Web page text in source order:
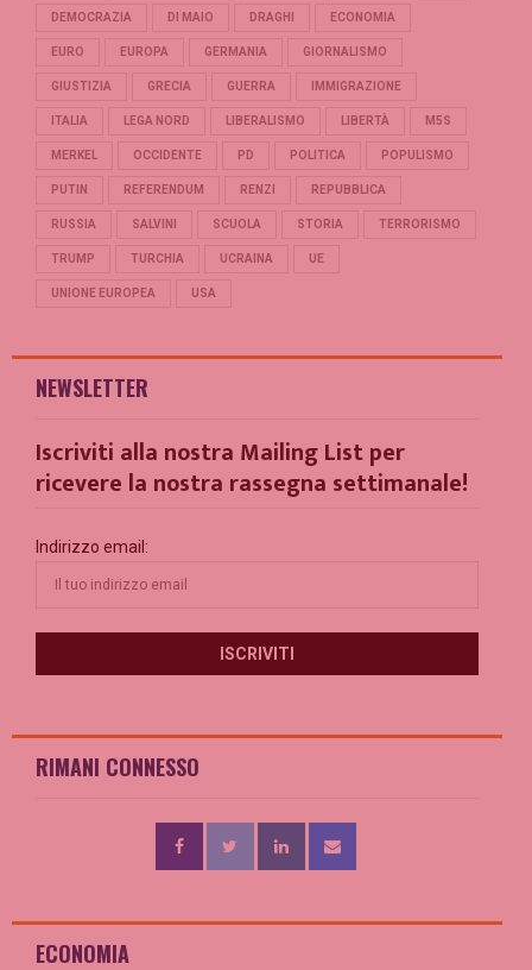
DEMOCRAZIA DI MAIO DRAGHI ECONOMIA
EURO EUROPA GERMANIA GIORNALISMO
GIUSTIZIA GRECIA GUERRA IMMIGRAZIONE
ITALIA LEGA NORD LIBERALISMO LIBERTÀ M5S
MERKEL OCCIDENTE PD POLITICA POPULISMO
PUTIN REFERENDUM RENZI REPUBBLICA
RUSSIA SALVINI SCUOLA STORIA TERRORISMO
TRUMP TURCHIA UCRAINA UE
UNIONE EUROPEA USA
NEWSLETTER
Iscriviti alla nostra Mailing List per
ricevere la nostra rassegna settimanale!
Indirizzo email:
RIMANI CONNESSO
ECONOMIA